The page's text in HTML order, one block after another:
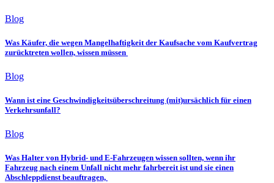
Blog
Was Käufer, die wegen Mangelhaftigkeit der Kaufsache vom Kaufvertrag
zurücktreten wollen, wissen müssen
Blog
Wann ist eine Geschwindigkeitsüberschreitung (mit)ursächlich für einen
Verkehrsunfall?
Blog
Was Halter von Hybrid- und E-Fahrzeugen wissen sollten, wenn ihr
Fahrzeug nach einem Unfall nicht mehr fahrbereit ist und sie einen
Abschleppdienst beauftragen,